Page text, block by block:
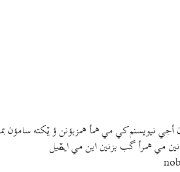
نيويسنم کي مي همأ همزبؤنن ؤ يٚکته سامؤن
مي همرأ گب بزنين اين مي ايمٚیل‌